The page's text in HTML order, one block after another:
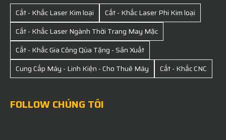
Cắt - Khắc Laser Kim loại
Cắt - Khắc Laser Phi Kim loại
Cắt - Khắc Laser Ngành Thời Trang May Mặc
Cắt - Khắc Gia Công Qùa Tặng - Sản Xuất
Cung Cấp Máy - Linh Kiện - Cho Thuê Máy
Cắt - Khắc CNC
FOLLOW CHÚNG TÔI